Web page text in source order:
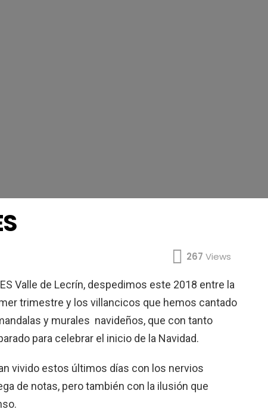
267 Views
Valle de Lecrín, despedimos este 2018 entre la
trimestre y los villancicos que hemos cantado
y murales navideños, que con tanto
para celebrar el inicio de la Navidad.
vivido estos últimos días con los nervios
de notas, pero también con la ilusión que